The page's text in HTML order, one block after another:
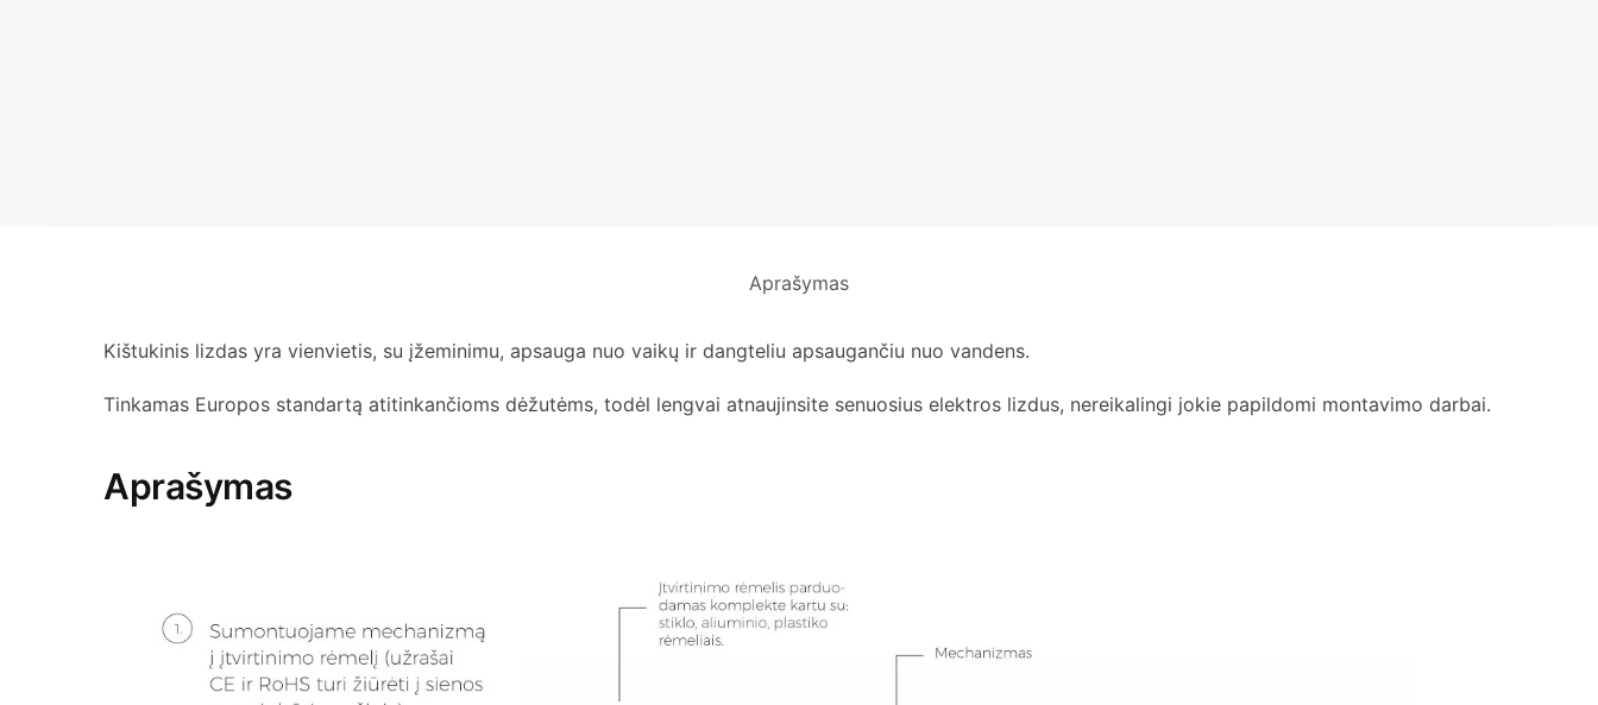
Aprašymas
Kištukinis lizdas yra vienvietis, su įžeminimu, apsauga nuo vaikų ir dangteliu apsaugančiu nuo vandens.
Tinkamas Europos standartą atitinkančioms dėžutėms, todėl lengvai atnaujinsite senuosius elektros lizdus, nereikalingi jokie papildomi montavimo darbai.
Aprašymas